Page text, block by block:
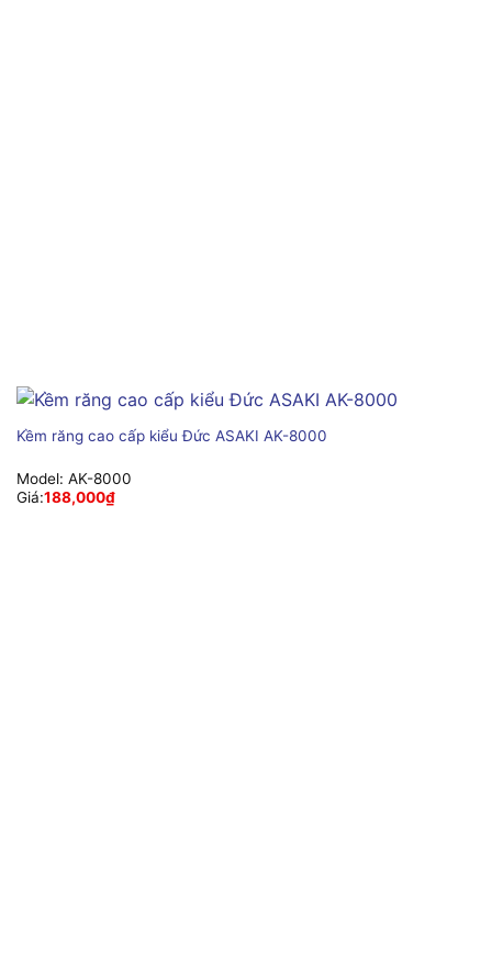
Kềm răng cao cấp kiểu Đức ASAKI AK-8000
Model: AK-8000
Giá:188,000₫